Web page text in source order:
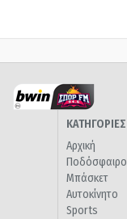
ΚΑΤΗΓΟΡΙΕΣ
Αρχική
Ποδόσφαιρο
Μπάσκετ
Αυτοκίνητο
Sports